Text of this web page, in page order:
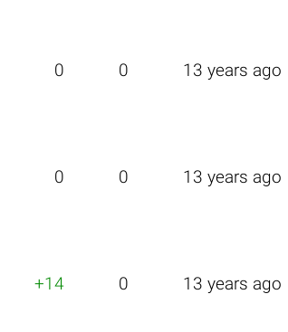
0 0 13 years ago
0 0 13 years ago
+14 0 13 years ago